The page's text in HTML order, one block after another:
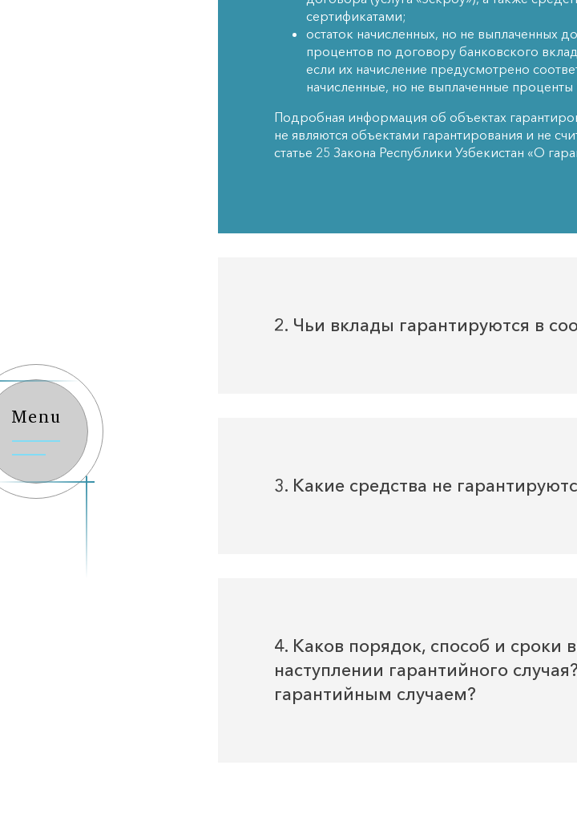
Menu
сертификатами;
остаток начисленных, но не выплаченных
процентов по договору банковского
если их начисление предусмотрено
начисленные, но не выплаченные
Подробная информация об объектах
не являются объектами гарантирования и не
статье 25 Закона Республики Узбекистан «О
2. Чьи вклады гарантируются в
3. Какие средства не
4. Каков порядок, способ и
наступлении гарантийного
гарантийным случаем?